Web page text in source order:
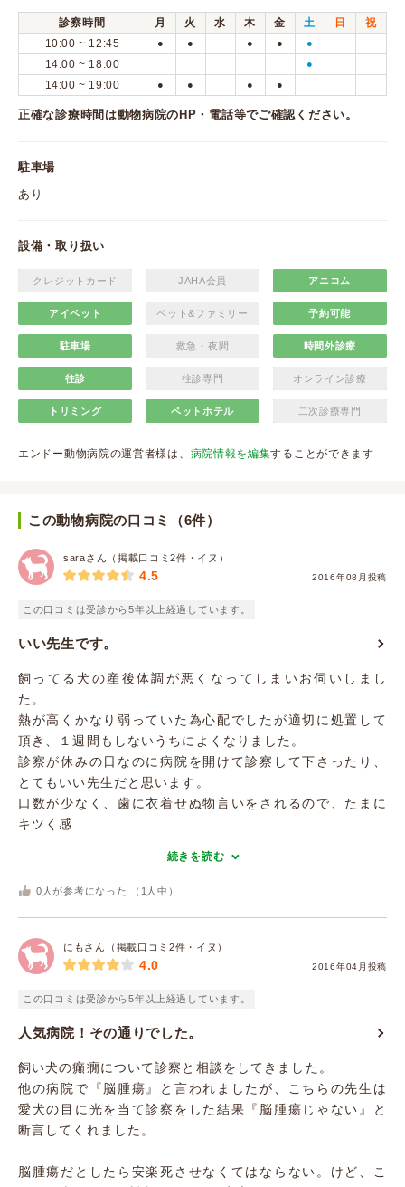
診察時間 月 火 水 木 金 土 日
祝
10:00 ~ 12:45
● ● ● ● ●
14:00 ~ 18:00 ●
14:00 ~ 19:00 ● ● ● ●
正確な診療時間は動物病院のHP・電話等でご確認ください。
駐車場
あり
設備・取り扱い
クレジットカード JAHA会員 アニコム
アイペット ペット&ファミリー 予約可能
駐車場 救急・夜間 時間外診療
往診 往診専門 オンライン診療
トリミング ペットホテル 二次診療専門
エンドー動物病院の運営者様は、 病院情報を編集することができます
この動物病院の口コミ（6件）
saraさん（掲載口コミ2件・イヌ）
2016年08月投稿
4.5
この口コミは受診から5年以上経過しています。
いい先生です。
飼ってる犬の産後体調が悪くなってしまいお伺いしまし
た。
熱が高くかなり弱っていた為心配でしたが適切に処置して
頂き、１週間もしないうちによくなりました。
診察が休みの日なのに病院を開けて診察して下さったり、
とてもいい先生だと思います。
口数が少なく、歯に衣着せぬ物言いをされるので、たまに
キツく感...
続きを読む
0 人が参考になった （ 1 人中）
にもさん（掲載口コミ2件・イヌ）
2016年04月投稿
4.0
この口コミは受診から5年以上経過しています。
人気病院！その通りでした。
飼い犬の癲癇について診察と相談をしてきました。
他の病院で『脳腫瘍』と言われましたが、こちらの先生は
愛犬の目に光を当て診察をした結果『脳腫瘍じゃない』と
断言してくれました。
脳腫瘍だとしたら安楽死させなくてはならない。けど、こ